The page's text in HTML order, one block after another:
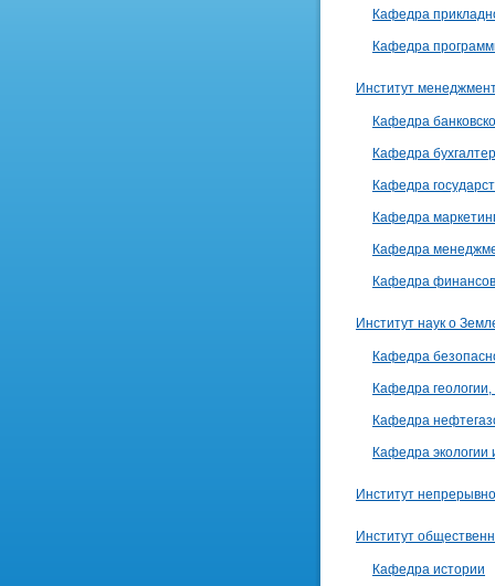
Кафедра
Кафедра
Институт
Кафедра
Кафедра
Кафедра
Кафедра
Кафедра
Кафедра финансов
Институт наук о
Кафедра
Кафедра
Кафедра
Кафедра экологии
Институт
Институт
Кафедра истории